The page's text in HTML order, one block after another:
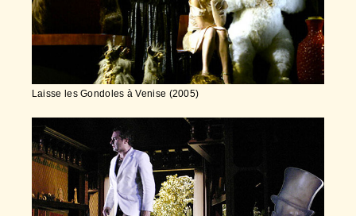
Laisse les Gondoles à Venise (2005)